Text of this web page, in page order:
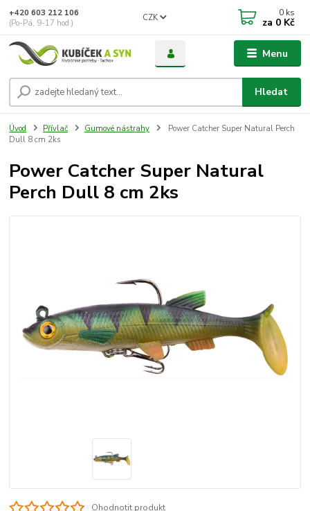
Menu
CZK
Hledat
+420 603 212 106
(Po-Pá, 9-17 hod.)
0 ks
za 0 Kč
Úvod Přívlač Gumové nástrahy
Power Catcher Super Natural Perch
Dull 8 cm 2ks
Power Catcher Super Natural
Perch Dull 8 cm 2ks
Ohodnotit produkt